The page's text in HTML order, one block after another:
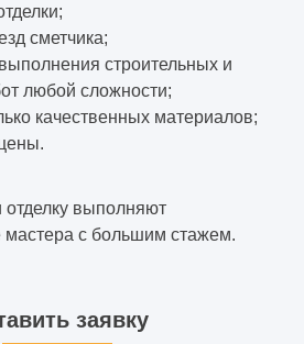
сметчика;
строительных и
любой сложности;
качественных материалов;
отделку выполняют
с большим стажем.
заявку